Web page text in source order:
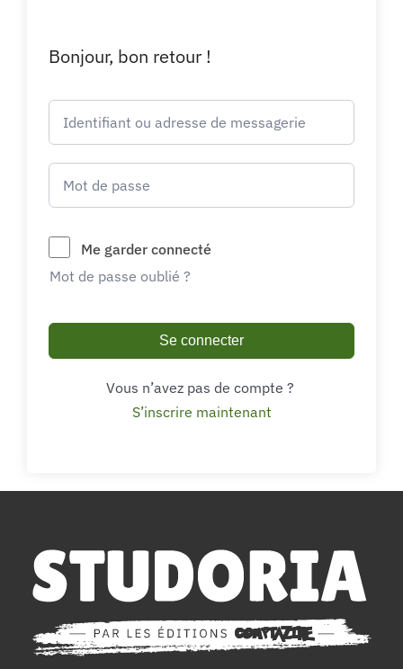
Bonjour, bon retour !
Me garder connecté
Mot de passe oublié ?
Se connecter
Vous n’avez pas de compte ?
S’inscrire maintenant